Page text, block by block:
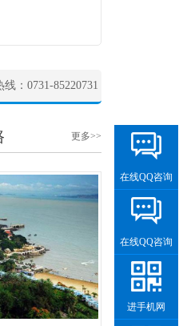
：0731-85220731
更多>>
在线QQ咨询
在线QQ咨询
进手机网